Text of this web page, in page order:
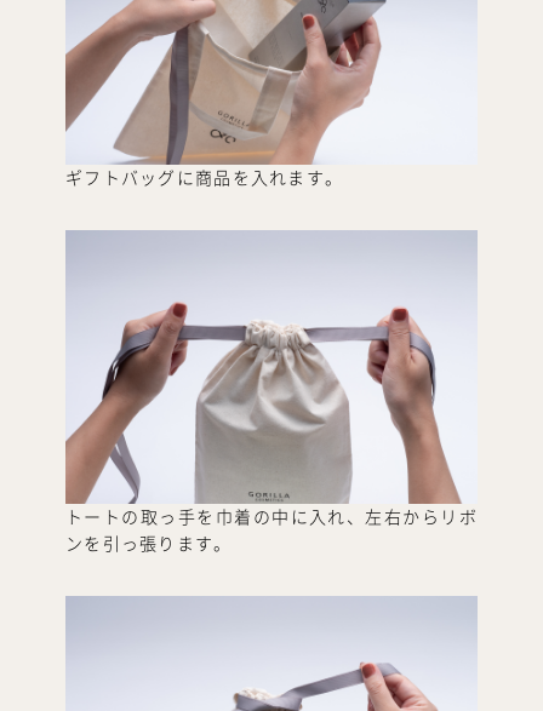
ギフトバッグに商品を入れます。
トートの取っ手を巾着の中に入れ、左右からリボ
ンを引っ張ります。